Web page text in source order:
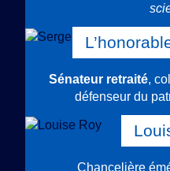
Sénateur retraité,
défenseur du
Chancelière